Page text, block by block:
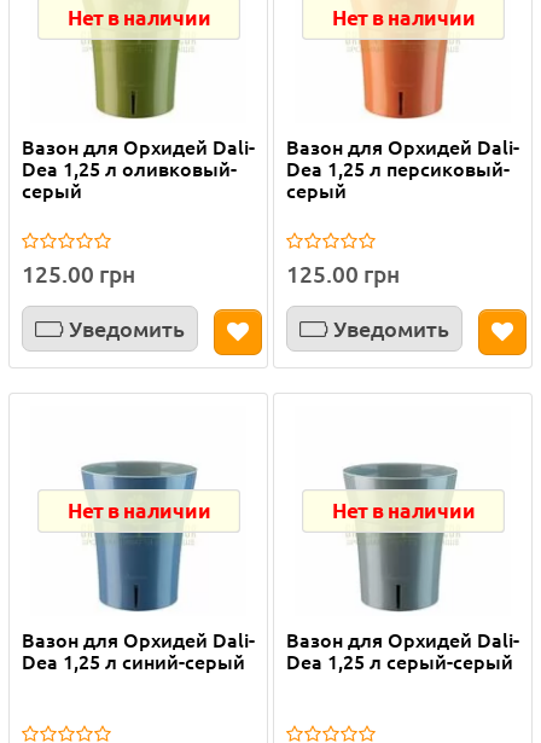
Нет в наличии
Вазон для Орхидей Dali-
Dea 1,25 л оливковый-
серый
125.00 грн
Уведомить
Нет в наличии
Вазон для Орхидей Dali-
Dea 1,25 л персиковый-
серый
125.00 грн
Уведомить
Нет в наличии
Вазон для Орхидей Dali-
Dea 1,25 л синий-серый
Нет в наличии
Вазон для Орхидей Dali-
Dea 1,25 л серый-серый